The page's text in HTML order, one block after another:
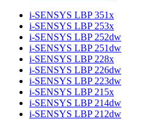
i-SENSYS LBP 351x
i-SENSYS LBP 253x
i-SENSYS LBP 252dw
i-SENSYS LBP 251dw
i-SENSYS LBP 228x
i-SENSYS LBP 226dw
i-SENSYS LBP 223dw
i-SENSYS LBP 215x
i-SENSYS LBP 214dw
i-SENSYS LBP 212dw